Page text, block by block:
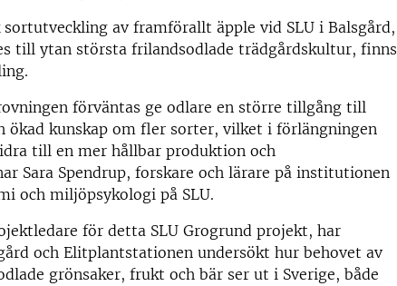
av framförallt äpple vid SLU i Balsgård,
till ytan största frilandsodlade trädgårdskultur, finns
förväntas ge odlare en större tillgång till
ökad kunskap om fler sorter, vilket i förlängningen
till en mer hållbar produktion och
Sara Spendrup, forskare och lärare på institutionen
och miljöpsykologi på SLU.
för detta SLU Grogrund projekt, har
och Elitplantstationen undersökt hur behovet av
grönsaker, frukt och bär ser ut i Sverige, både